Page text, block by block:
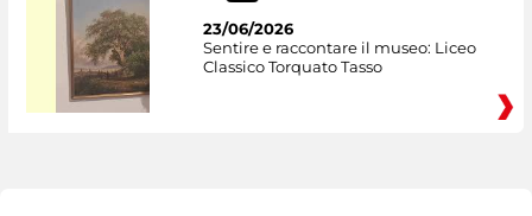
23/06/2026
Sentire e raccontare il museo: Liceo
Classico Torquato Tasso